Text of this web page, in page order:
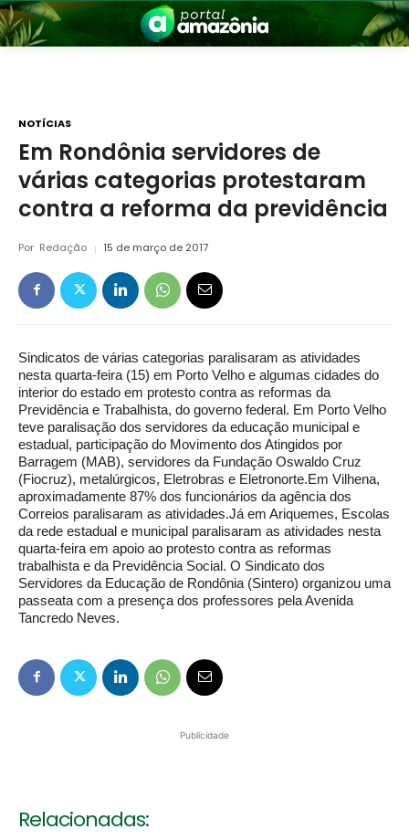
Amazônia
NOTÍCIAS
Em Rondônia servidores de
várias categorias protestaram
contra a reforma da previdência
Por Redação 15 de março de 2017
Sindicatos de várias categorias paralisaram as atividades
nesta quarta-feira (15) em Porto Velho e algumas cidades do
interior do estado em protesto contra as reformas da
Previdência e Trabalhista, do governo federal. Em Porto Velho
teve paralisação dos servidores da educação municipal e
estadual, participação do Movimento dos Atingidos por
Barragem (MAB), servidores da Fundação Oswaldo Cruz
(Fiocruz), metalúrgicos, Eletrobras e Eletronorte.Em Vilhena,
aproximadamente 87% dos funcionários da agência dos
Correios paralisaram as atividades.Já em Ariquemes, Escolas
da rede estadual e municipal paralisaram as atividades nesta
quarta-feira em apoio ao protesto contra as reformas
trabalhista e da Previdência Social. O Sindicato dos
Servidores da Educação de Rondônia (Sintero) organizou uma
passeata com a presença dos professores pela Avenida
Tancredo Neves.
Publicidade
Relacionadas: